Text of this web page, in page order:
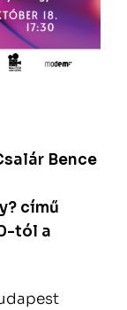
Bence
című
tól a